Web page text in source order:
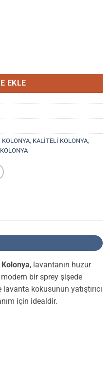
adet
EKLE
KOLONYA KALİTELİ KOLONYA
, lavantanın huzur
bir sprey şişede
kokusunun yatıştırıcı
için idealdir.